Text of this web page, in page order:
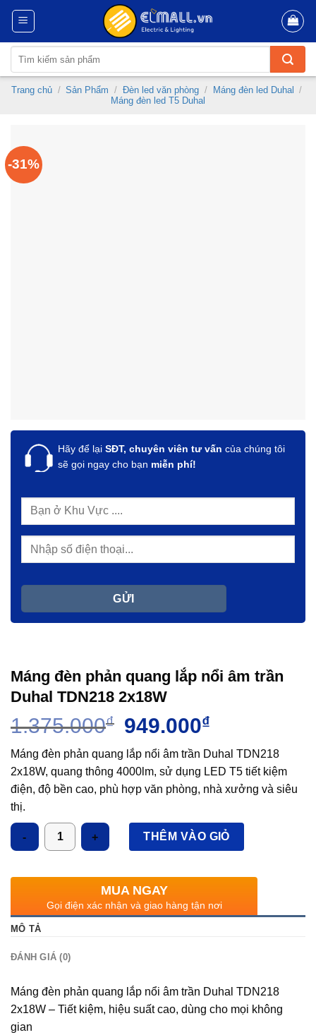
Skip
content
kiếm:
Trang chủ / Sản Phẩm / Đèn led văn phòng / Máng đèn led Duhal
/
Máng đèn led T5 Duhal
-31%
Hãy để lại SĐT, chuyên viên tư vấn của chúng tôi
sẽ gọi ngay cho bạn miễn phí!
Máng đèn phản quang lắp nổi âm trần
Duhal TDN218 2x18W
1.375.000₫ Giá
là:
1.375.000₫.
949.000₫
tại
là:
949.000₫.
Máng đèn phản quang lắp nổi âm trần Duhal TDN218
2x18W, quang thông 4000lm, sử dụng LED T5 tiết kiệm
điện, độ bền cao, phù hợp văn phòng, nhà xưởng và siêu
thị.
Số lượng
THÊM VÀO GIỎ
MUA NGAY
Gọi điện xác nhận và giao hàng tận nơi
MÔ TẢ
ĐÁNH GIÁ (0)
Máng đèn phản quang lắp nổi âm trần Duhal TDN218
2x18W – Tiết kiệm, hiệu suất cao, dùng cho mọi không
gian